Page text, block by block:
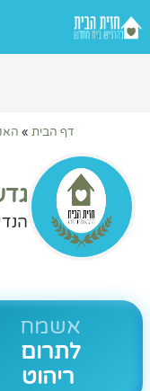
דף הבית »
אשמח
לתרום
ריהוט